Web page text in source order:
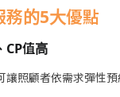
務的5大優點
CP值高
照顧者依需求彈性預